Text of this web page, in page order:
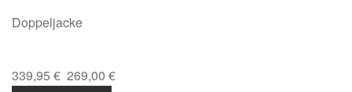
Doppeljacke
339,95 € 269,00 €